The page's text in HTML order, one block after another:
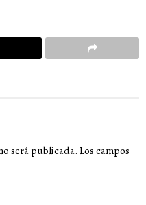
será publicada. Los campos